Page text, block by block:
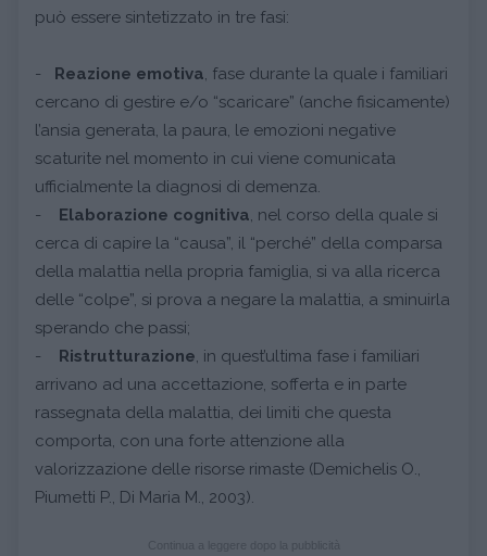
può essere sintetizzato in tre fasi:
- Reazione emotiva , fase durante la quale i familiari
cercano di gestire e/o “scaricare” (anche fisicamente)
l’ansia generata, la paura, le emozioni negative
scaturite nel momento in cui viene comunicata
ufficialmente la diagnosi di demenza.
- Elaborazione cognitiva , nel corso della quale si
cerca di capire la “causa”, il “perché” della comparsa
della malattia nella propria famiglia, si va alla ricerca
delle “colpe”, si prova a negare la malattia, a sminuirla
sperando che passi;
- Ristrutturazione , in quest’ultima fase i familiari
arrivano ad una accettazione, sofferta e in parte
rassegnata della malattia, dei limiti che questa
comporta, con una forte attenzione alla
valorizzazione delle risorse rimaste (Demichelis O.,
Piumetti P., Di Maria M., 2003).